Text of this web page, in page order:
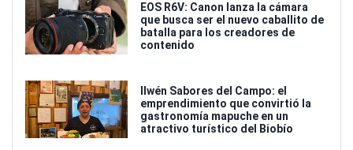
EOS R6V: Canon lanza la cámara
que busca ser el nuevo caballito de
batalla para los creadores de
contenido
Ilwén Sabores del Campo: el
emprendimiento que convirtió la
gastronomía mapuche en un
atractivo turístico del Biobío